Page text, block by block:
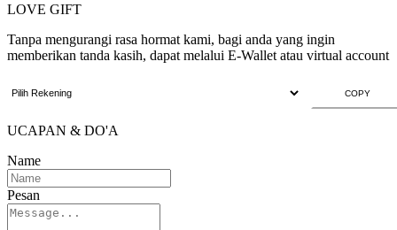
LOVE GIFT
Tanpa mengurangi rasa hormat kami, bagi anda yang ingin
memberikan tanda kasih, dapat melalui E-Wallet atau virtual account
COPY
UCAPAN & DO'A
Name
Pesan